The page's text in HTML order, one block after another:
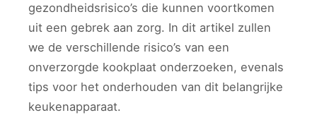
gezondheidsrisico’s die kunnen voortkomen
uit een gebrek aan zorg. In dit artikel zullen
we de verschillende risico’s van een
onverzorgde kookplaat onderzoeken, evenals
tips voor het onderhouden van dit belangrijke
keukenapparaat.